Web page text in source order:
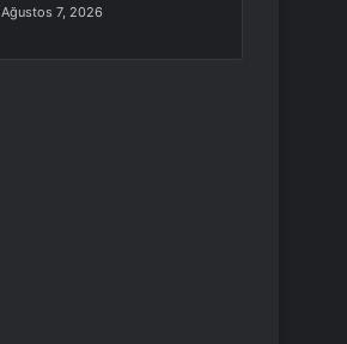
Ağustos 7, 2026